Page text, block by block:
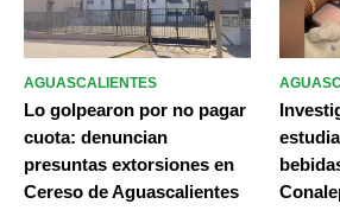
AGUASCALIENTES
Lo golpearon por no pagar
cuota: denuncian
presuntas extorsiones en
Cereso de Aguascalientes